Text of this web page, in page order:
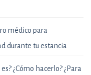
médico para
durante tu estancia
¿Cómo hacerlo? ¿Para